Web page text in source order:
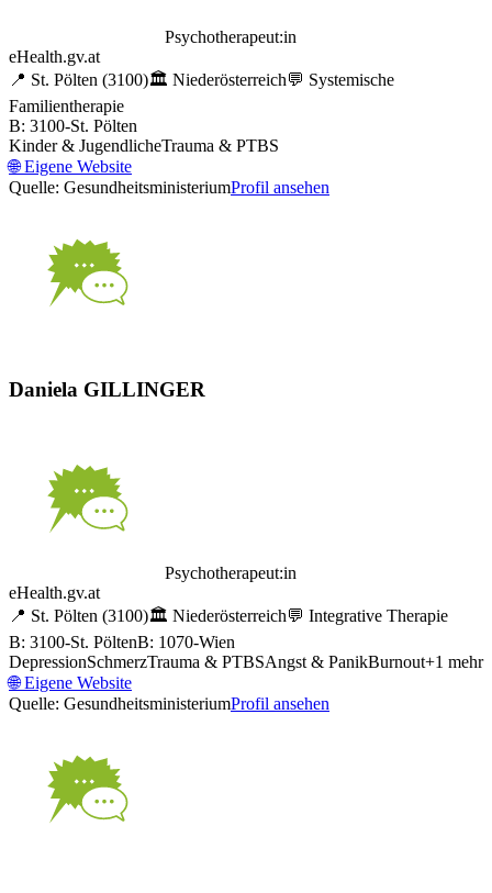
Psychotherapeut:in
eHealth.gv.at
📍 St. Pölten (3100)🏛️ Niederösterreich💬 Systemische
Familientherapie
B: 3100-St. Pölten
Kinder & JugendlicheTrauma & PTBS
🌐Eigene Website
Quelle: GesundheitsministeriumProfil ansehen
Daniela GILLINGER
Psychotherapeut:in
eHealth.gv.at
📍 St. Pölten (3100)🏛️ Niederösterreich💬 Integrative Therapie
B: 3100-St. PöltenB: 1070-Wien
DepressionSchmerzTrauma & PTBSAngst & PanikBurnout+1 mehr
🌐Eigene Website
Quelle: GesundheitsministeriumProfil ansehen